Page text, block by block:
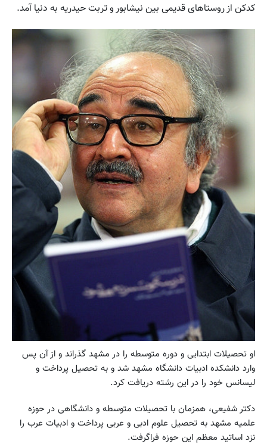
کدکن از روستاهای قدیمی بین نیشابور و تربت حیدریه به دنیا آمد.
او تحصیلات ابتدایی و دوره متوسطه را در مشهد گذراند و از آن پس
وارد دانشکده ادبیات دانشگاه مشهد شد و به تحصیل پرداخت و
لیسانس خود را در این رشته دریافت کرد.
دکتر شفیعی، همزمان با تحصیلات متوسطه و دانشگاهی در حوزه
علمیه مشهد به تحصیل علوم ادبی و عربی پرداخت و ادبیات عرب را
نزد اساتید معظم این حوزه فراگرفت.